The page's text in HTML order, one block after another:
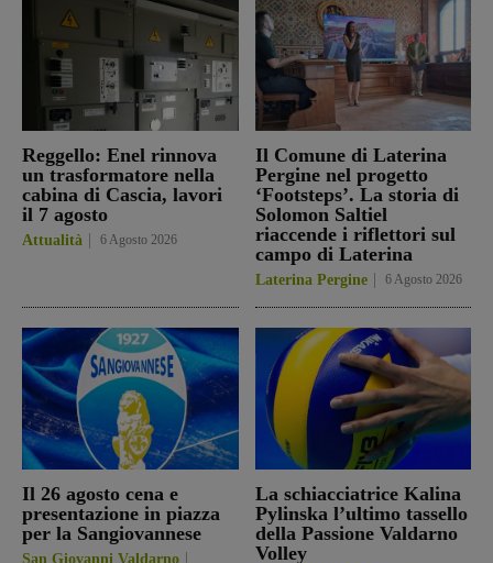
Reggello: Enel rinnova
un trasformatore nella
cabina di Cascia, lavori
il 7 agosto
Attualità 6 Agosto 2026
Il Comune di Laterina
Pergine nel progetto
‘Footsteps’. La storia di
Solomon Saltiel
riaccende i riflettori sul
campo di Laterina
Laterina Pergine 6 Agosto 2026
Il 26 agosto cena e
presentazione in piazza
per la Sangiovannese
San Giovanni Valdarno
La schiacciatrice Kalina
Pylinska l’ultimo tassello
della Passione Valdarno
Volley